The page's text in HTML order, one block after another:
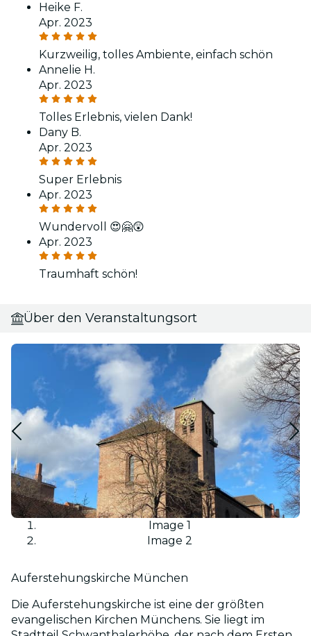
Heike F.
Apr. 2023
Kurzweilig, tolles Ambiente, einfach schön
Annelie H.
Apr. 2023
Tolles Erlebnis, vielen Dank!
Dany B.
Apr. 2023
Super Erlebnis
Apr. 2023
Wundervoll 😍🤗😲
Apr. 2023
Traumhaft schön!
Über den Veranstaltungsort
Image 1
Image 2
Auferstehungskirche München
Die Auferstehungskirche ist eine der größten
evangelischen Kirchen Münchens. Sie liegt im